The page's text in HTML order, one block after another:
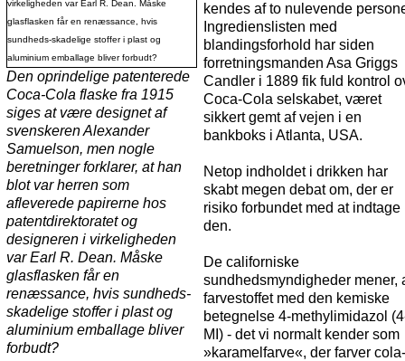
Den oprindelige patenterede
Coca-Cola flaske fra 1915
siges at være designet af
svenskeren Alexander
Samuelson, men nogle
beretninger forklarer, at han
blot var herren som
afleverede papirerne hos
patentdirektoratet og
designeren i virkeligheden
var Earl R. Dean. Måske
glasflasken får en
renæssance, hvis sundheds-
skadelige stoffer i plast og
aluminium emballage bliver
forbudt?
kendes af to nulevende
Ingredienslisten med
blandingsforhold har siden
forretningsmanden Asa Griggs
Candler i 1889 fik fuld kontrol
Coca-Cola selskabet, været
sikkert gemt af vejen i en
bankboks i Atlanta, USA.
Netop indholdet i drikken har
skabt megen debat om, der er
risiko forbundet med at indtage
den.
De californiske
sundhedsmyndigheder mener,
farvestoffet med den kemiske
betegnelse 4-methylimidazol
MI) - det vi normalt kender som
»karamelfarve«, der farver cola-